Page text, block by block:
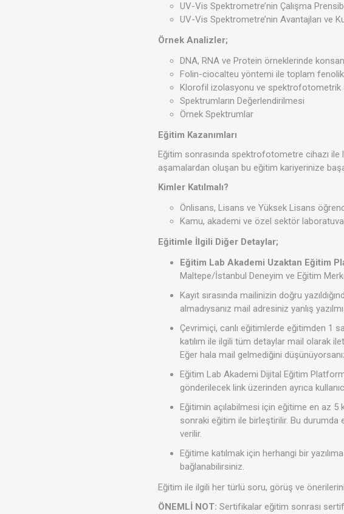
UV-Vis Spektrometre’nin Çalışma Prensibi
UV-Vis Spektrometre’nin Avantajları ve
Örnek Analizler;
DNA, RNA ve Protein örneklerinde
Folin-ciocalteu yöntemi ile toplam fenolik
Klorofil izolasyonu ve spektrofotometrik
Spektrumların Değerlendirilmesi
Örnek Spektrumlar
Eğitim Kazanımları
Eğitim sonrasında spektrofotometre cihazı
aşamalardan oluşan bu eğitim kariyerinize
Kimler Katılmalı?
Önlisans, Lisans ve Yüksek Lisans
Kamu, akademi ve özel sektör laboratuvar
Eğitimle İlgili Diğer Detaylar;
Eğitim Lab Akademi Uzaktan Eğitim
Maltepe/İstanbul Deneyim ve Eğitim
Kayıt sırasında mailinizin doğru
almadıysanız mail adresiniz yanlış
Çevrimiçi, canlı eğitimlerde eğitimden 1
katılım ile ilgili tüm detaylar mail olarak
Eğer hala mail gelmediğini
Eğitim Lab Akademi Dijital Eğitim
gönderilecek link üzerinden ayrıca
Eğitimin açılabilmesi için eğitime en az 5
sonraki eğitim ile birleştirilir. Bu durumda
verilir.
Eğitime katılmak için herhangi bir
bağlanabilirsiniz.
Eğitim ile ilgili her türlü soru, görüş ve
ÖNEMLİ NOT: Sertifikalar eğitim sonrası